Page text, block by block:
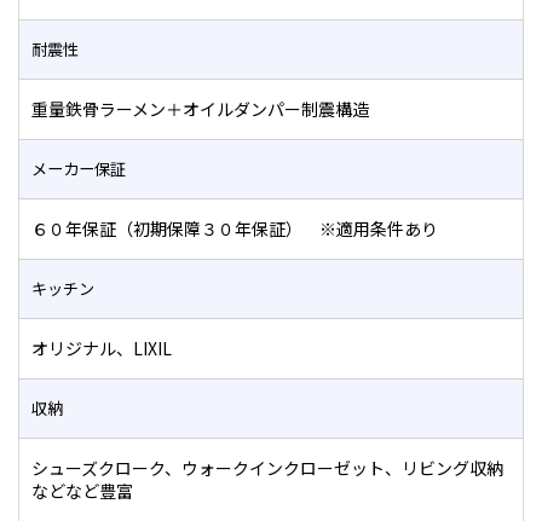
耐震性
重量鉄骨ラーメン＋オイルダンパー制震構造
メーカー保証
６０年保証（初期保障３０年保証） ※適用条件あり
キッチン
オリジナル、LIXIL
収納
シューズクローク、ウォークインクローゼット、リビング収納
などなど豊富